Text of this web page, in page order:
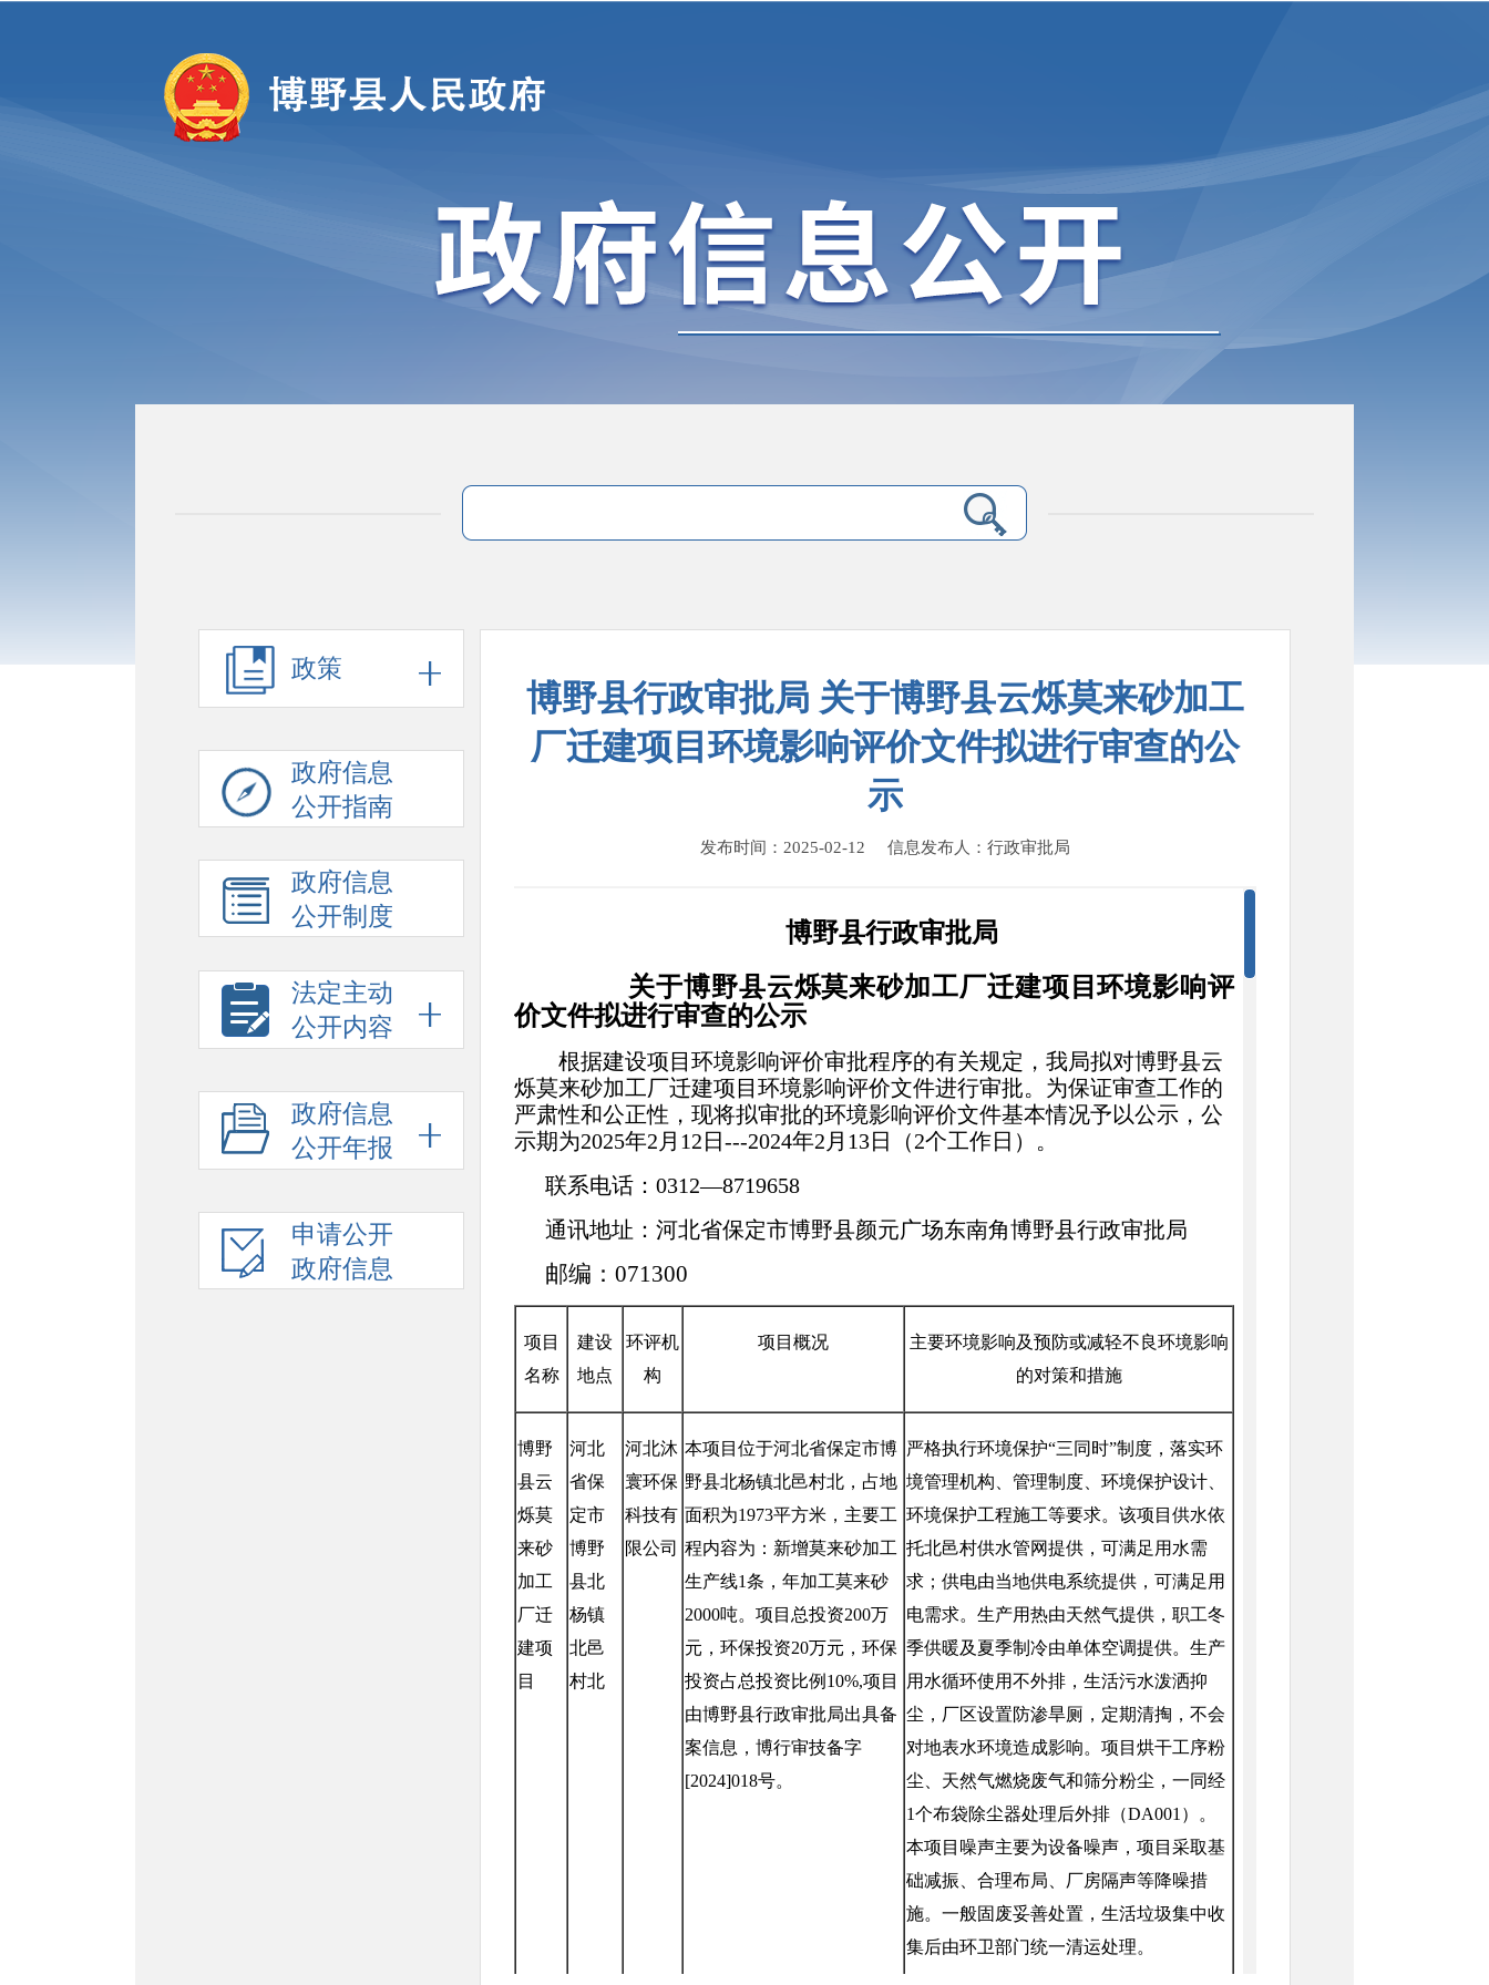
政策
政府信息
公开指南
政府信息
公开制度
法定主动
公开内容
政府信息
公开年报
申请公开
政府信息
博野县行政审批局 关于博野县云烁莫来砂加工
厂迁建项目环境影响评价文件拟进行审查的公
示
发布时间：2025-02-12 信息发布人：行政审批局
博野县行政审批局
关于博野县云烁莫来砂加工厂迁建项目环境影响评
价文件拟进行审查的公示
根据建设项目环境影响评价审批程序的有关规定，我局拟对博野县云
烁莫来砂加工厂迁建项目 环境影响评价文件进行审批。为保证审查工作的
严肃性和公正性，现将拟审批的环境影响评价文件基本情况予以公示，公
示期为2025年2 月 12 日 ---2024年2 月 13日（2个工作日）。
联系电话： 0312—8719658
通讯地址：河北省保定市博野县颜元广场东南角博野县行政审批局
邮编： 071300
项目
名称
建设
地点
环评机
构
项目概况
主要环境影响及预防或减轻不良环境影响
的对策和措施
博野
县云
烁莫
来砂
加工
厂迁
建项
目
河北
省保
定市
博野
县北
杨镇
北邑
村北
河北沐
寰环保
科技有
限公司
本项目位于河北省保定市博
野县北杨镇北邑村北 ，占地
面积为1973平方米，主要工
程内容为：新增莫来砂加工
生产线1条，年加工莫来砂
2000吨。项目总投资200万
元，环保投资20万元 ， 环保
投资占总投资比例 10%,项目
由博野县行政审批局出具备
案信息，博行审技备字
[2024]018号。
严格执行环境保护“三同时”制度，落实环
境管理机构、管理制度、环境保护设计、
环境保护工程施工等要求。该项目供水依
托北邑村供水管网提供，可满足用水需
求；供电由当地供电系统提供，可满足用
电需求。 生产用热由天然气提供， 职工冬
季供暖及夏季制冷由单体空调提供。生产
用水循环使用不外排，生活污水泼洒抑
尘，厂区设置防渗旱厕，定期清掏，不会
对地表水环境造成影响。 项目烘干工序粉
尘、天然气燃烧废气和筛分粉尘，一同经
1个布袋除尘器处理后外排 （DA001）
。
本项目 噪声主要为设备噪声，项目采取基
础减振、合理布局、厂房隔声等降噪措
施。一般固废妥善处置，生活垃圾集中收
集后由环卫部门统一清运处理。